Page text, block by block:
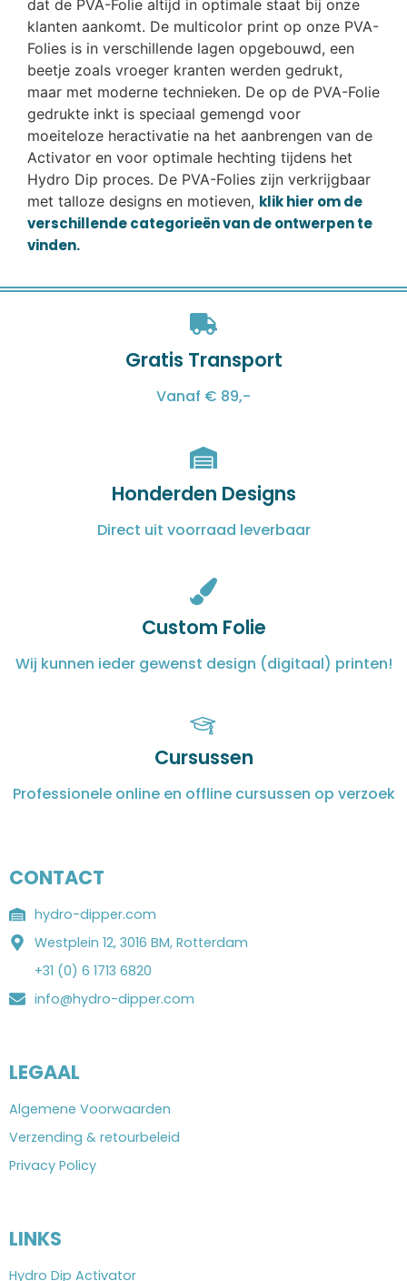
dat de PVA-Folie altijd in optimale staat bij onze
klanten aankomt. De multicolor print op onze PVA-
Folies is in verschillende lagen opgebouwd, een
beetje zoals vroeger kranten werden gedrukt,
maar met moderne technieken. De op de PVA-Folie
gedrukte inkt is speciaal gemengd voor
moeiteloze heractivatie na het aanbrengen van de
Activator en voor optimale hechting tijdens het
Hydro Dip proces. De PVA-Folies zijn verkrijgbaar
met talloze designs en motieven, klik hier om de
verschillende categorieën van de ontwerpen te
vinden.
Gratis Transport
Vanaf € 89,-
Honderden Designs
Direct uit voorraad leverbaar
Custom Folie
Wij kunnen ieder gewenst design (digitaal) printen!
Cursussen
Professionele online en offline cursussen op verzoek
CONTACT
hydro-dipper.com
Westplein 12, 3016 BM, Rotterdam
+31 (0) 6 1713 6820
info@hydro-dipper.com
LEGAAL
Algemene Voorwaarden
Verzending & retourbeleid
Privacy Policy
LINKS
Hydro Dip Activator